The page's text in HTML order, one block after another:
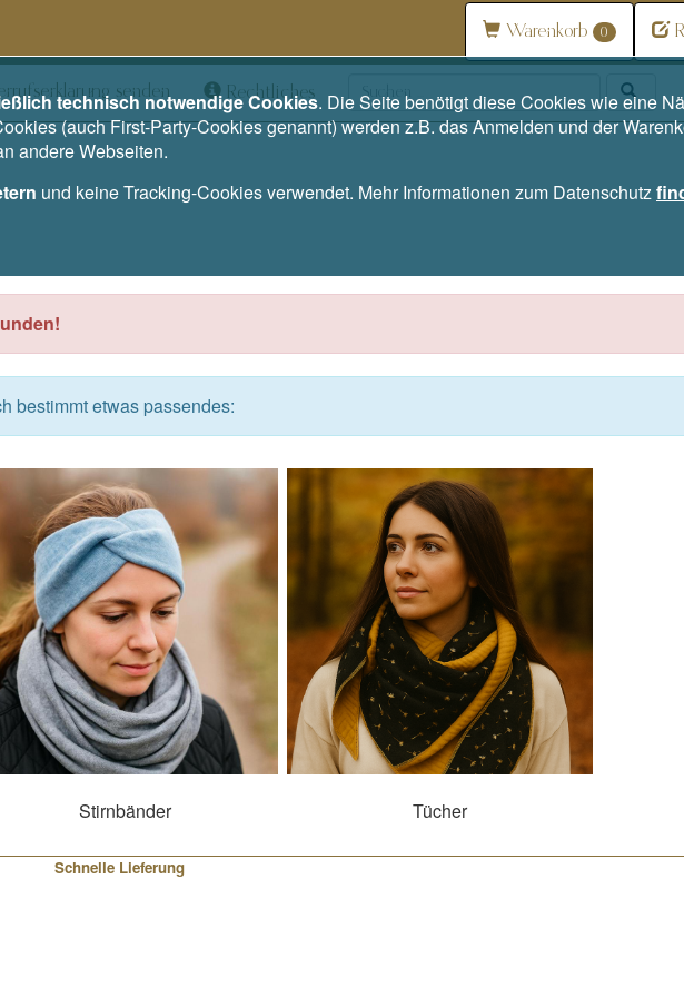
Warenkorb 0
senden Rechtliches
bestimmt etwas passendes:
Stirnbänder Tücher
Schnelle Lieferung
technisch notwendige Cookies. Die Seite benötigt diese Cookies wie eine
(auch First-Party-Cookies genannt) werden z.B. das Anmelden und der
andere Webseiten.
und keine Tracking-Cookies verwendet. Mehr Informationen zum Datenschutz